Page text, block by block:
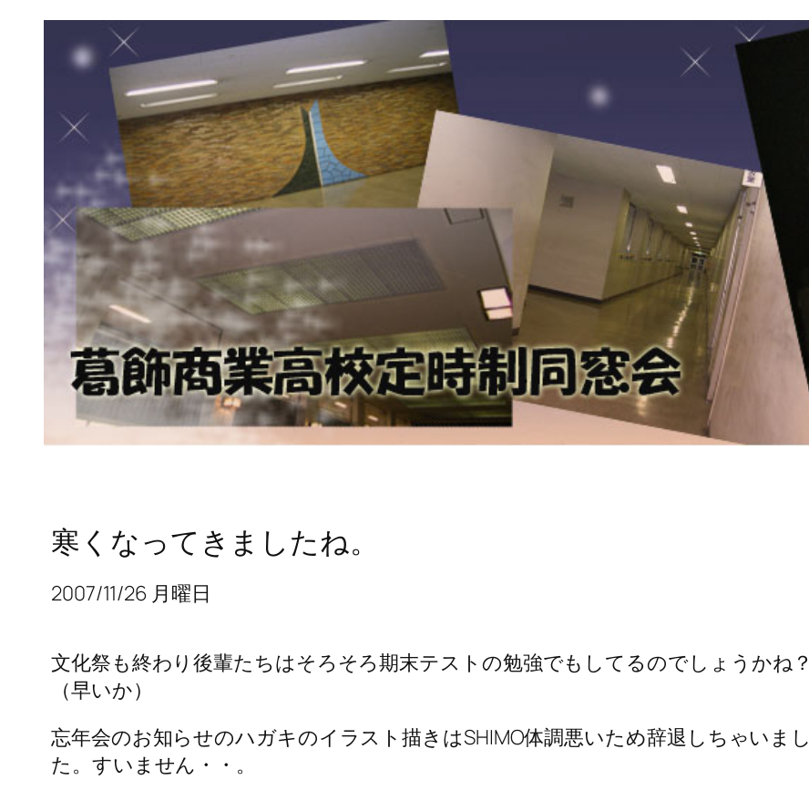
寒くなってきましたね。
2007/11/26 月曜日
文化祭も終わり後輩たちはそろそろ期末テストの勉強でもしてるのでしょうかね？
（早いか）
忘年会のお知らせのハガキのイラスト描きはSHIMO体調悪いため辞退しちゃいまし
た。すいません・・。